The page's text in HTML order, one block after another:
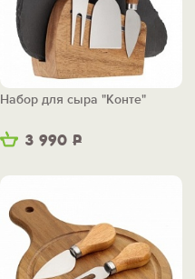
3 990 Р
Набор для сыра "Конте"